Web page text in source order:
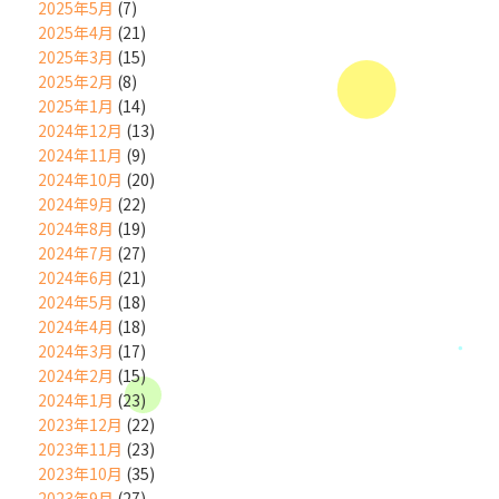
2025年5月 (7)
2025年4月 (21)
2025年3月 (15)
2025年2月 (8)
2025年1月 (14)
2024年12月 (13)
2024年11月 (9)
2024年10月 (20)
2024年9月 (22)
2024年8月 (19)
2024年7月 (27)
2024年6月 (21)
2024年5月 (18)
2024年4月 (18)
2024年3月 (17)
2024年2月 (15)
2024年1月 (23)
2023年12月 (22)
2023年11月 (23)
2023年10月 (35)